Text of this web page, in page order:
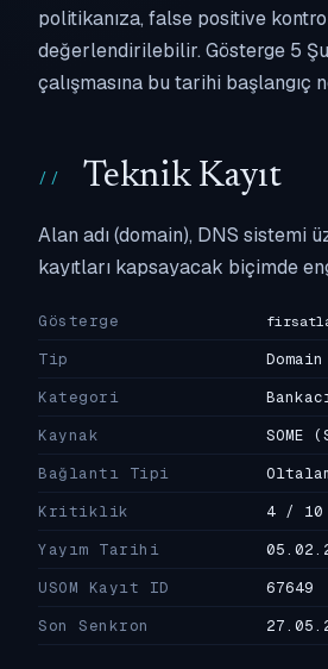
politikanıza, false positive
değerlendirilebilir. Gösterge 5
çalışmasına bu tarihi başlangıç
Teknik Kayıt
Alan adı (domain), DNS sistemi
kayıtları kapsayacak biçimde
Gösterge
Tip
Domain
Kategori
Kaynak
SOME
Bağlantı Tipi
Kritiklik
4 / 10
Yayım Tarihi
USOM Kayıt ID
67649
Son Senkron